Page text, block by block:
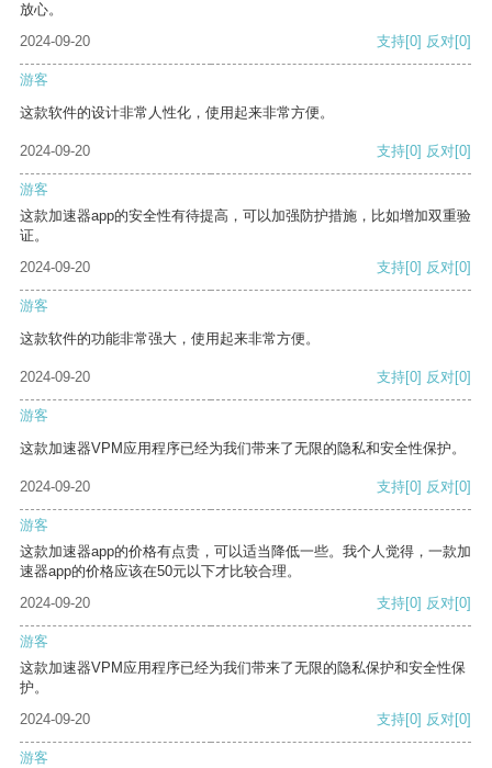
放心。
2024-09-20
支持[0] 反对[0]
游客
这款软件的设计非常人性化，使用起来非常方便。
2024-09-20 支持[0] 反对[0]
游客
这款加速器app的安全性有待提高，可以加强防护措施，比如增加双重验
证。
2024-09-20
支持[0] 反对[0]
游客
这款软件的功能非常强大，使用起来非常方便。
2024-09-20 支持[0] 反对[0]
游客
这款加速器VPM应用程序已经为我们带来了无限的隐私和安全性保护。
2024-09-20 支持[0] 反对[0]
游客
这款加速器app的价格有点贵，可以适当降低一些。我个人觉得，一款加
速器app的价格应该在50元以下才比较合理。
2024-09-20
支持[0] 反对[0]
游客
这款加速器VPM应用程序已经为我们带来了无限的隐私保护和安全性保
护。
2024-09-20
支持[0] 反对[0]
游客